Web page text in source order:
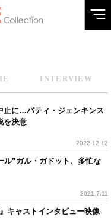
INTERVIEW
止に…パティ・ジェンキンス
を決意
2022.12.12
ル”ガル・ガドット、多忙な
2021.7.11
キャストインタビュー映像